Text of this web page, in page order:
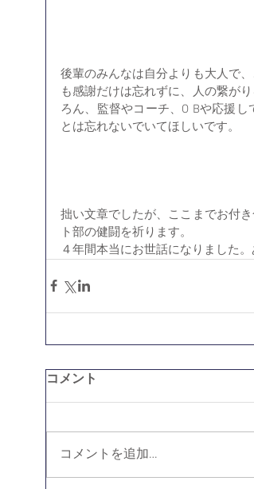
後輩のみんなは自分よりも大人で
も感謝だけは忘れずに、人の繋が
ろん、監督やコーチ、O Bや応援
とは忘れないでいてほしいです。
拙い文章でしたが、ここまでお付
ト部の健闘を祈ります。
４年間本当にお世話になりました
コメント
コメントを追加…